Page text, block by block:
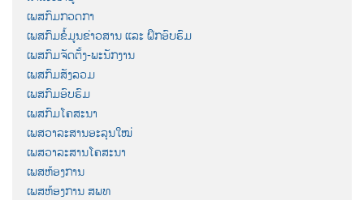
ເພສກົມກວດກາ
ເພສກົມຂໍ້ມູນຂ່າວສານ ແລະ ຝຶກອົບຮົມ
ເພສກົມຈັດຕັ້ງ-ພະນັກງານ
ເພສກົມສັງລວມ
ເພສກົມອົບຮົມ
ເພສກົມໂຄສະນາ
ເພສວາລະສານອະລຸນໃໝ່
ເພສວາລະສານໂຄສະນາ
ເພສຫ້ອງການ
ເພສຫ້ອງການ ສພທ